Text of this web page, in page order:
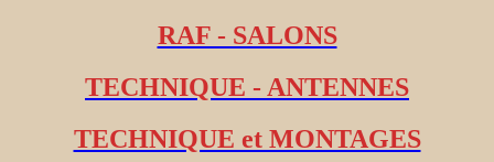
RAF - SALONS
TECHNIQUE - ANTENNES
TECHNIQUE et MONTAGES